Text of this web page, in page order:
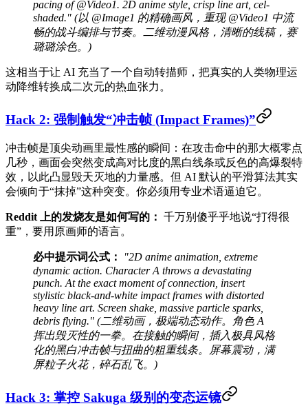
pacing of @Video1. 2D anime style, crisp line art, cel-
shaded." (以 @Image1 的精确画风，重现 @Video1 中流
畅的战斗编排与节奏。二维动漫风格，清晰的线稿，赛
璐璐涂色。)
这相当于让 AI 充当了一个自动转描师，把真实的人类物理运
动降维转换成二次元的热血张力。
Hack 2: 强制触发“冲击帧 (Impact Frames)”
冲击帧是顶尖动画里最性感的瞬间：在攻击命中的那大概零点
几秒，画面会突然变成高对比度的黑白线条或反色的高爆裂特
效，以此凸显毁天灭地的力量感。但 AI 默认的平滑算法其实
会倾向于“抹掉”这种突变。你必须用专业术语逼迫它。
Reddit 上的发烧友是如何写的： 千万别傻乎乎地说“打得很
重”，要用原画师的语言。
必中提示词公式：
"2D anime animation, extreme
dynamic action. Character A throws a devastating
punch. At the exact moment of connection, insert
stylistic black-and-white impact frames with distorted
heavy line art. Screen shake, massive particle sparks,
debris flying." (二维动画，极端动态动作。角色 A
挥出毁灭性的一拳。在接触的瞬间，插入极具风格
化的黑白冲击帧与扭曲的粗重线条。屏幕震动，满
屏粒子火花，碎石乱飞。)
Hack 3: 掌控 Sakuga 级别的变态运镜